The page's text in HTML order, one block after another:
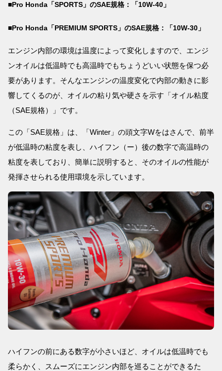
■Pro Honda「SPORTS」のSAE規格：「10W-40」
■Pro Honda「PREMIUM SPORTS」のSAE規格：「10W-30」
エンジン内部の環境は温度によって変化しますので、エンジ
ンオイルは低温時でも高温時でもちょうどいい状態を保つ必
要があります。そんなエンジンの温度変化で内部の動きに影
響してくるのが、オイルの粘り気や硬さを示す「オイル粘度
（SAE規格）」です。
この「SAE規格」は、「Winter」の頭文字Wをはさんで、前半
が低温時の粘度を表し、ハイフン（ー）後の数字で高温時の
粘度を表しており、簡単に説明すると、そのオイルの性能が
発揮させられる使用環境を示しています。
ハイフンの前にある数字が小さいほど、オイルは低温時でも
柔らかく、スムーズにエンジン内部を巡ることができるた